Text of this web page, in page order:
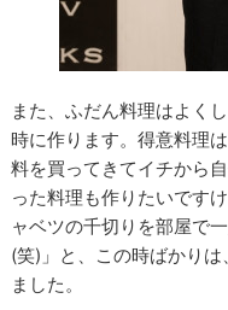
また、ふだん料理はよく
時に作ります。得意料理
料を買ってきてイチから
った料理も作りたいです
ャベツの千切りを部屋で
(笑)」と、この時ばかり
ました。